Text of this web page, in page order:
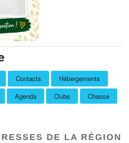
Contacts
Hébergements
Agenda Clubs Chasse
DE LA RÉGION